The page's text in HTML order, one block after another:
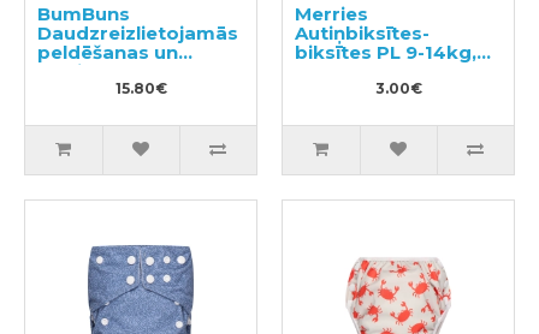
BumBuns
Daudzreizlietojamās
peldēšanas un
podiņmācību
autiņbiksīte L 14–
15.80€
Merries
Autiņbiksītes-
biksītes PL 9-14kg,
3.00€